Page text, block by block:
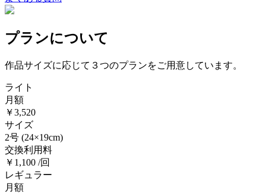
プランについて
作品サイズに応じて３つのプランをご用意しています。
ライト
月額
￥3,520
サイズ
2号 (24×19cm)
交換利用料
￥1,100 /回
レギュラー
月額